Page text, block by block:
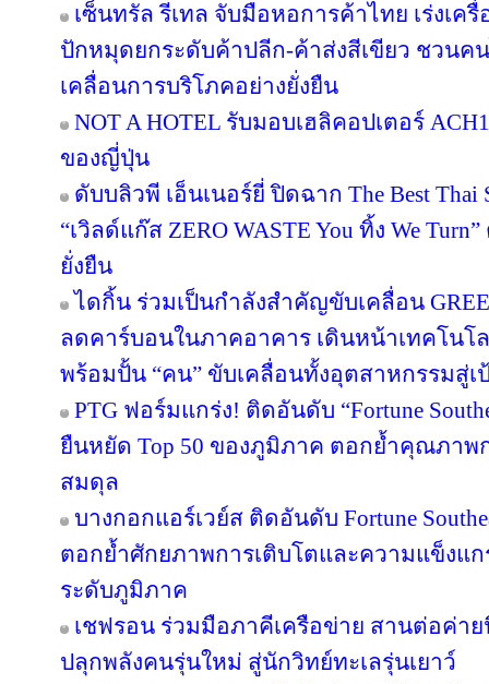
เซ็นทรัล รีเทล จับมือหอการค้าไทย เร่งเครื่
ปักหมุดยกระดับค้าปลีก-ค้าส่งสีเขียว ชวน
เคลื่อนการบริโภคอย่างยั่งยืน
NOT A HOTEL รับมอบเฮลิคอปเตอร์
ของญี่ปุ่น
ดับบลิวพี เอ็นเนอร์ยี่ ปิดฉาก The Best Thai
“เวิลด์แก๊ส ZERO WASTE You ทิ้ง We
ยั่งยืน
ไดกิ้น ร่วมเป็นกำลังสำคัญขับเคลื่อน
ลดคาร์บอนในภาคอาคาร เดินหน้าเทคโนโ
พร้อมปั้น “คน” ขับเคลื่อนทั้งอุตสาหกรรมสู่
PTG ฟอร์มแกร่ง! ติดอันดับ “Fortune
ยืนหยัด Top 50 ของภูมิภาค ตอกย้ำคุณภาพ
สมดุล
บางกอกแอร์เวย์ส ติดอันดับ Fortune
ตอกย้ำศักยภาพการเติบโตและความแข็งแ
ระดับภูมิภาค
เชฟรอน ร่วมมือภาคีเครือข่าย สานต่อค่าย
ปลุกพลังคนรุ่นใหม่ สู่นักวิทย์ทะเลรุ่นเยาว์